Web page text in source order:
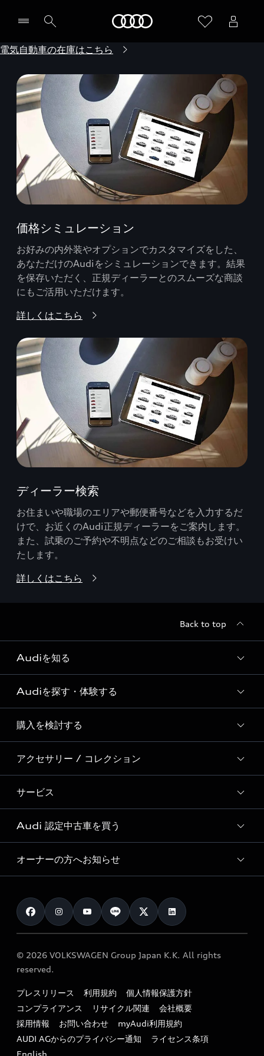
電気自動車の在庫はこちら
価格シミュレーション
お好みの内外装やオプションでカスタマイズをした、
あなただけのAudiをシミュレーションできます。結果
を保存いただく、正規ディーラーとのスムーズな商談
にもご活用いただけます。
詳しくはこちら
ディーラー検索
お住まいや職場のエリアや郵便番号などを入力するだ
けで、お近くのAudi正規ディーラーをご案内します。
また、試乗のご予約や不明点などのご相談もお受けい
たします。
詳しくはこちら
Back to top
Audiを知る
Audi ブランド
Story of Progress
Audi Sport
Formula 1®
デジタルサービス
Audiを探す・体験する
ディーラー検索
新車在庫検索
試乗車・展示車検索
見積り依頼
試乗予約
購入を検討する
モデル一覧
特別仕様モデル / 限定モデル
e-tronラインアップ
価格シミュレーション
車両比較
カタログ一覧
アクセサリー / コレクション
純正アクセサリー
オンラインショップ
Audi collection
アウディナビアプリ
サービス
サービス入庫予約
サービスプログラム
メンテナンス
車検 / 定期点検
e-tronアフターサポート
myAudi
Audi 認定中古車を買う
Audi認定中古車
クオリティ
保証
メンテナンス
ファイナンス
キャンペーン / イベント
買取査定
オーナーの方へお知らせ
お知らせ
オーナー様向けキャンペーン
特定整備適用車一覧
リサイクル法
よくある質問（FAQ）
© 2026 VOLKSWAGEN Group Japan K.K. All rights
reserved.
プレスリリース 利用規約
個人情報保護方針
コンプライアンス
リサイクル関連
会社概要
採用情報
お問い合わせ
myAudi利用規約
AUDI AGからのプライバシー通知
ライセンス条項
English